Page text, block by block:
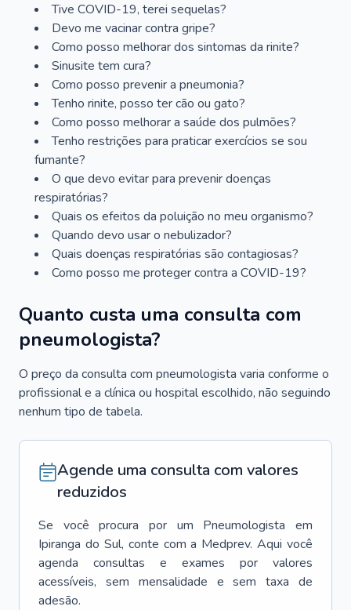
Tive COVID-19, terei sequelas?
Devo me vacinar contra gripe?
Como posso melhorar dos sintomas da rinite?
Sinusite tem cura?
Como posso prevenir a pneumonia?
Tenho rinite, posso ter cão ou gato?
Como posso melhorar a saúde dos pulmões?
Tenho restrições para praticar exercícios se sou
fumante?
O que devo evitar para prevenir doenças
respiratórias?
Quais os efeitos da poluição no meu organismo?
Quando devo usar o nebulizador?
Quais doenças respiratórias são contagiosas?
Como posso me proteger contra a COVID-19?
Quanto custa uma consulta com
pneumologista?
O preço da consulta com pneumologista varia conforme o
profissional e a clínica ou hospital escolhido, não seguindo
nenhum tipo de tabela.
Agende uma consulta com valores
reduzidos
Se você procura por um Pneumologista
em
Ipiranga do Sul, conte com a Medprev. Aqui você
agenda consultas e exames por valores
acessíveis, sem mensalidade e sem taxa de
adesão.